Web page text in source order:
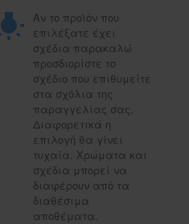
Αν το προϊόν που
επιλέξατε έχει
σχέδια παρακαλώ
προσδιορίστε το
σχέδιο που επιθυμείτε
στα σχόλια της
παραγγελίας σας,
Διαφορετικά η
επιλογή θα γίνει
τυχαία. Χρώματα και
σχέδια μπορεί να
διαφέρουν από τα
διαθέσιμα
αποθέματα.